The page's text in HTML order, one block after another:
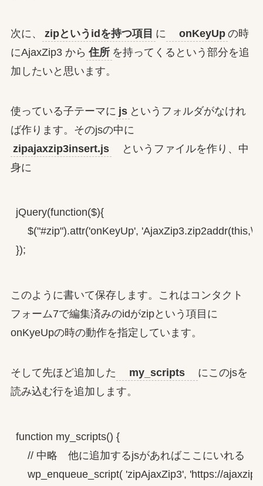
次に、 zipというidを持つ項目 に onKeyUp の時
にAjaxZip3 から 住所 を持ってくるという部分を追
加したいと思います。
使っている子テーマに js というフォルダがなけれ
ば作ります。そのjsの中に
zipajaxzip3insert.js
というファイルを作り、中
身に
jQuery(function($){
$("#zip").attr('onKeyUp',
});
このように書いて保存します。これはコンタクト
フォーム7で編集済みのidがzipという項目に
onKyeUpの時の動作を指定しています。
そして先ほど追加した my_scripts
にこのjsを
読み込む行を追加します。
function my_scripts() {
// 中略　他に追加するjsがあればここにいれる
wp_enqueue_script( 'zipAjaxZip3', 'https://